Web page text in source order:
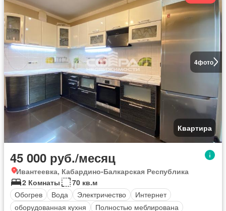
4фото
Квартира
45 000 руб./месяц
Ивантеевка, Кабардино-Балкарская Республика
2 Комнаты
70 кв.м
Обогрев
Вода Электричество
Интернет
оборудованная кухня
Полностью меблирована